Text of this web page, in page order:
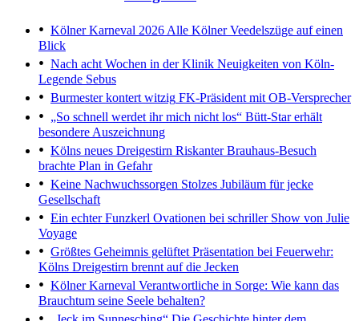
Kölner Karneval 2026 Alle Kölner Veedelszüge auf einen
Blick
Nach acht Wochen in der Klinik Neuigkeiten von Köln-
Legende Sebus
Burmester kontert witzig FK-Präsident mit OB-Versprecher
„So schnell werdet ihr mich nicht los“ Bütt-Star erhält
besondere Auszeichnung
Kölns neues Dreigestirn Riskanter Brauhaus-Besuch
brachte Plan in Gefahr
Keine Nachwuchssorgen Stolzes Jubiläum für jecke
Gesellschaft
Ein echter Funzkerl Ovationen bei schriller Show von Julie
Voyage
Größtes Geheimnis gelüftet Präsentation bei Feuerwehr:
Kölns Dreigestirn brennt auf die Jecken
Kölner Karneval Verantwortliche in Sorge: Wie kann das
Brauchtum seine Seele behalten?